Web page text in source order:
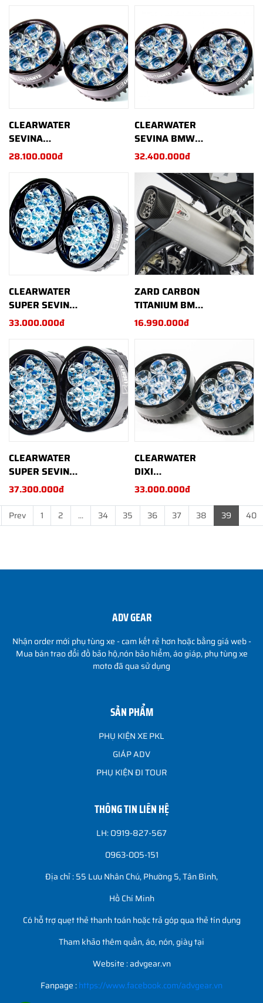
CLEARWATER
SEVINA
UNIVERSAL
28.100.000đ
CLEARWATER
SEVINA BMW
R1200/1250 GS
32.400.000đ
CLEARWATER
SUPER SEVINA
UNIVERSAL
33.000.000đ
ZARD CARBON
TITANIUM BMW
R1200GS/GSA
16.990.000đ
CLEARWATER
SUPER SEVINA
BMW
GSA
37.300.000đ
CLEARWATER
DIXI
UNIVERSAL
33.000.000đ
Prev 1 2 ... 34 35 36 37 38 39 40
ADV GEAR
Nhận order mới phụ tùng xe - cam kết rẻ hơn hoặc bằng giá web -
Mua bán trao đổi đồ bảo hộ,nón bảo hiểm, áo giáp, phụ tùng xe
moto đã qua sử dụng
SẢN PHẨM
PHỤ KIỆN XE PKL
GIÁP ADV
PHỤ KIỆN ĐI TOUR
THÔNG TIN LIÊN HỆ
LH: O919-827-567
0963-005-151
Địa chỉ : 55 Lưu Nhân Chú, Phường 5, Tân Bình,
Hồ Chí Minh
Có hỗ trợ quẹt thẻ thanh toán hoặc trả góp qua thẻ tín dụng
Tham khảo thêm quần, áo, nón, giày tại
Website : advgear.vn
Fanpage :https://www.facebook.com/advgear.vn